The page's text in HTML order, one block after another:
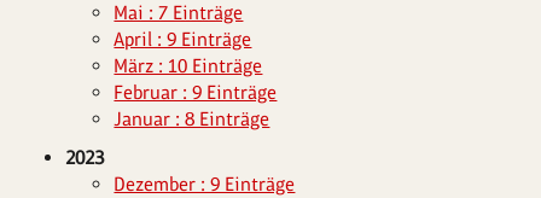
Mai : 7 Einträge
April : 9 Einträge
März : 10 Einträge
Februar : 9 Einträge
Januar : 8 Einträge
2023
Dezember : 9 Einträge